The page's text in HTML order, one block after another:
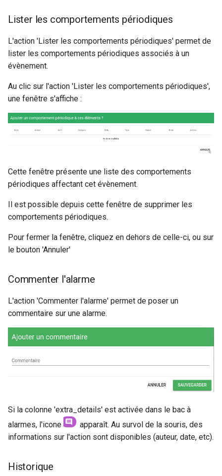
Lister les comportements périodiques
L'action 'Lister les comportements périodiques' permet de
lister les comportements périodiques associés à un
évènement.
Au clic sur l'action 'Lister les comportements périodiques',
une fenêtre s'affiche :
Cette fenêtre présente une liste des comportements
périodiques affectant cet évènement.
Il est possible depuis cette fenêtre de supprimer les
comportements périodiques.
Pour fermer la fenêtre, cliquez en dehors de celle-ci, ou sur
le bouton 'Annuler'
Commenter l'alarme
L'action 'Commenter l'alarme' permet de poser un
commentaire sur une alarme.
Si la colonne 'extra_details' est activée dans le bac à
alarmes, l'icone
apparaît. Au survol de la souris, des
informations sur l'action sont disponibles (auteur, date, etc).
Historique